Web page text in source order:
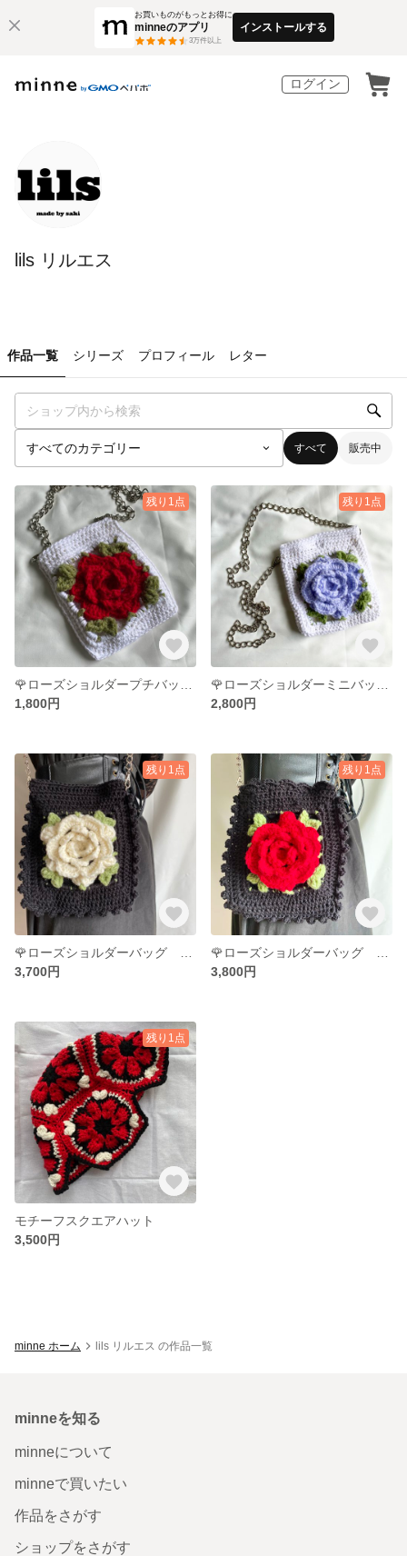
お買いものがもっとお得に
minneのアプリ
3万件以上
インストールする
ログイン
lils リルエス
作品一覧 シリーズ プロフィール レター
すべて 販売中
残り1点
1,800円
残り1点
2,800円
残り1点
3,700円
残り1点
3,800円
残り1点
モチーフスクエアハット
3,500円
minne ホーム lils リルエス の作品一覧
minneを知る
minneについて
minneで買いたい
作品をさがす
ショップをさがす